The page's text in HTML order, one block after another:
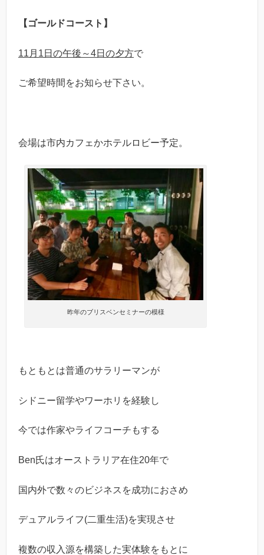
【ゴールドコースト】
11月1日の午後～4日の夕方で
ご希望時間をお知らせ下さい。
会場は市内カフェかホテルロビー予定。
昨年のブリスベンセミナーの模様
もともとは普通のサラリーマンが
シドニー留学やワーホリを経験し
今では作家やライフコーチもする
Ben氏はオーストラリア在住20年で
国内外で数々のビジネスを成功におさめ
デュアルライフ(二重生活)を実現させ
複数の収入源を構築した実体験をもとに